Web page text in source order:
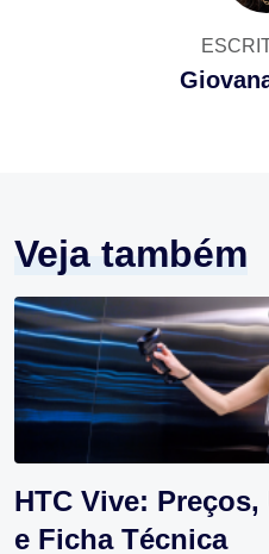
Veja também
HTC Vive:
e Ficha Técnica